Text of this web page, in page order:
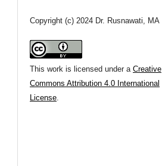
Copyright (c) 2024 Dr. Rusnawati, MA
This work is licensed under aCreative
Commons Attribution 4.0 International
License